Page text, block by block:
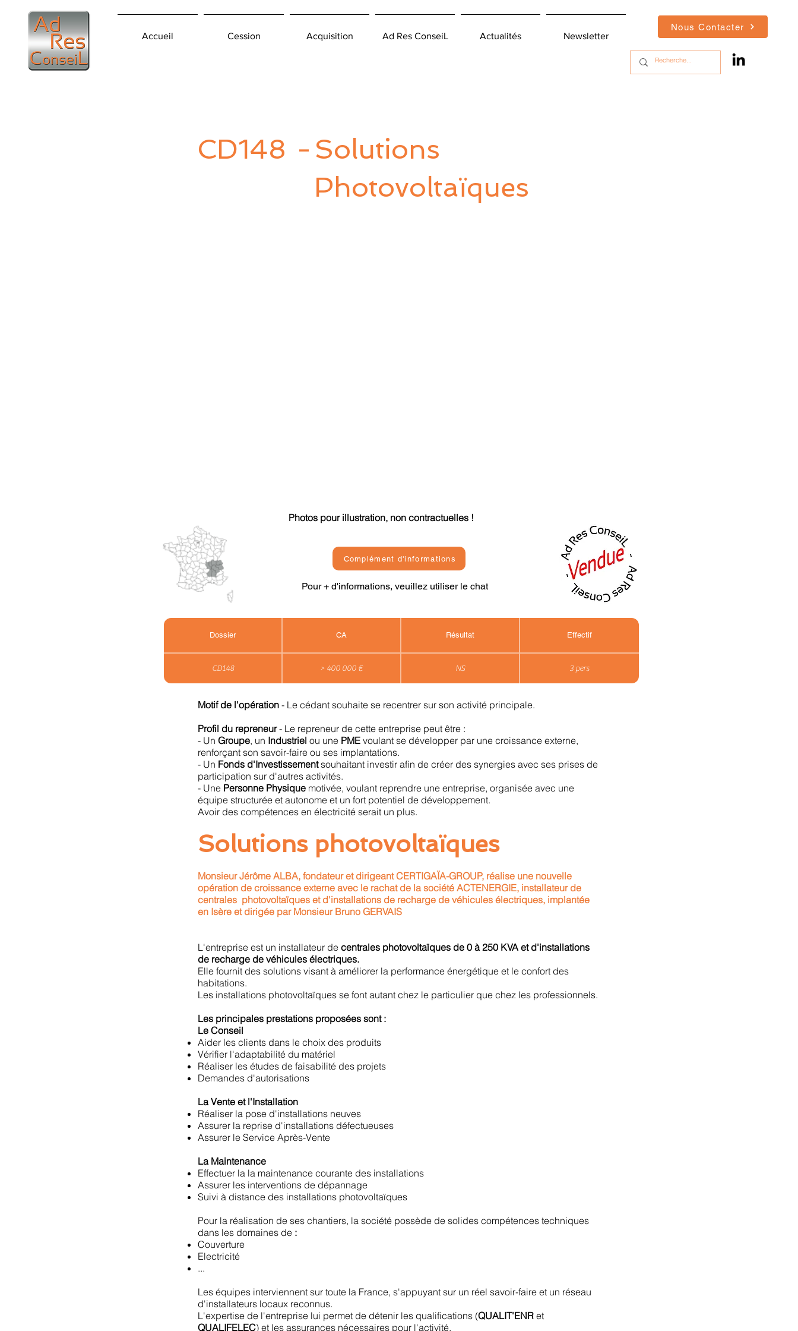
Nous Contacter
Accueil
Cession Acquisition Ad Res ConseiL Actualités Newsletter
CD148 - Solutions
Photovoltaïques
Photos pour illustration, non contractuelles !
Complément d'informations
Pour + d'informations, veuillez utiliser le chat
Dossier CA Résultat Effectif
CD148 > 400 000 € NS 3 pers
Motif de l'opération - Le cédant souhaite se recentrer sur son activité principale.
Profil du repreneur- Le repreneur de cette entreprise peut être :
- Un Groupe, un Industriel ou une PME voulant se développer par une croissance externe,
renforçant son savoir-faire ou ses implantations.
- Un Fonds d'Investissementsouhaitant investir afin de créer des synergies avec ses prises de
participation sur d'autres activités.
- Une Personne Physique motivée, voulant reprendre une entreprise, organisée avec une
équipe structurée et autonome et un fort potentiel de développement.
Avoir des compétences en électricité serait un plus.
Solutions photovoltaïques
Monsieur Jérôme ALBA, fondateur et dirigeant CERTIGAÏA-GROUP, réalise une nouvelle
opération de croissance externe avec le rachat de la société ACTENERGIE, installateur de
centrales photovoltaïques et d'installations de recharge de véhicules électriques, implantée
en Isère et dirigée par Monsieur Bruno GERVAIS
L'entreprise est un installateur de centrales photovoltaïques de 0 à 250 KVA et d'installations
de recharge de véhicules électriques.
Elle fournit des solutions visant à améliorer la performance énergétique et le confort des
habitations.
Les installations photovoltaïques se font autant chez le particulier que chez les professionnels.
Les principales prestations proposées sont :
Le Conseil
Aider les clients dans le choix des produits
Vérifier l'adaptabilité du matériel
Réaliser les études de faisabilité des projets
Demandes d'autorisations
La Vente et l'Installation
Réaliser la pose d'installations neuves
Assurer la reprise d'installations défectueuses
Assurer le Service Après-Vente
La Maintenance
Effectuer la la maintenance courante des installations
Assurer les interventions de dépannage
Suivi à distance des installations photovoltaïques
Pour la réalisation de ses chantiers, la société possède de solides compétences techniques
dans les domaines de :
Couverture
Electricité
...
Les équipes interviennent sur toute la France, s'appuyant sur un réel savoir-faire et un réseau
d'installateurs locaux reconnus.
L'expertise de l'entreprise lui permet de détenir les qualifications (QUALIT'ENR et
QUALIFELEC) et les assurances nécessaires pour l'activité.